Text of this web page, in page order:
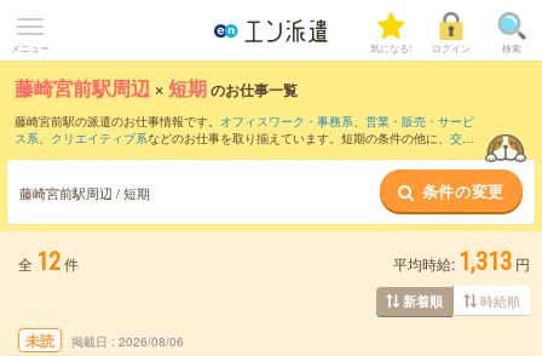
メニュー 気になる! ログイン 検索
藤崎宮前駅周辺 ×短期のお仕事一覧
藤崎宮前駅の派遣のお仕事情報です。 オフィスワーク・事務系、 営業・販売・サービ
ス系、 クリエイティブ系などのお仕事を取り揃えています。短期の条件の他に、 交通
藤崎宮前駅周辺 / 短期 条件の変更
全 12件 平均時給: 1,313 円
新着順 時給順
未読 掲載日 2026/08/06